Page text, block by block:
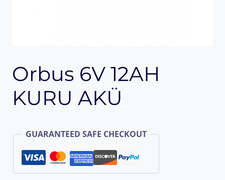
Orbus 6V 12AH
KURU AKÜ
GUARANTEED SAFE CHECKOUT